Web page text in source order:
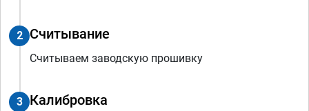
2 Считывание
Считываем заводскую прошивку
3 Калибровка